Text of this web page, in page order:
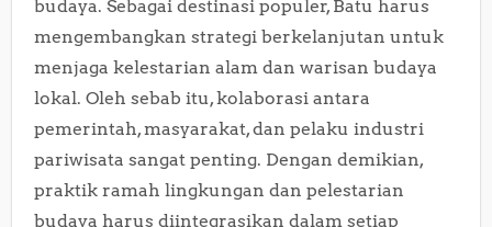
budaya. Sebagai destinasi populer, Batu harus
mengembangkan strategi berkelanjutan untuk
menjaga kelestarian alam dan warisan budaya
lokal. Oleh sebab itu, kolaborasi antara
pemerintah, masyarakat, dan pelaku industri
pariwisata sangat penting. Dengan demikian,
praktik ramah lingkungan dan pelestarian
budaya harus diintegrasikan dalam setiap